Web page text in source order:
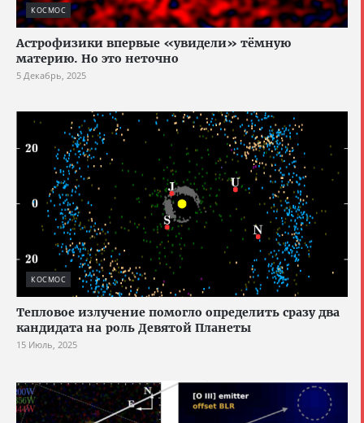
КОСМОС
Астрофизики впервые «увидели» тёмную
материю. Но это неточно
5 Декабрь, 2025
КОСМОС
Тепловое излучение помогло определить сразу два
кандидата на роль Девятой Планеты
15 Июль, 2025